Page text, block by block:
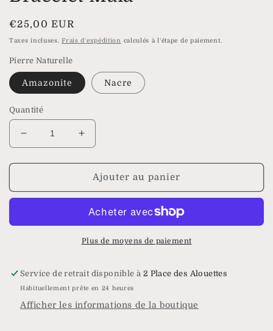
Prix
habituel
€25,00 EUR
Taxes incluses. Frais d'expédition calculés à l'étape de paiement.
Pierre Naturelle
Amazonite Nacre
Quantité
Réduire
la
quantité
Bracelet
Augmenter
la
quantité
Bracelet
Ajouter au panier
Plus de moyens de paiement
Service de retrait disponible à 2 Place des Alouettes
Habituellement prête en 24 heures
Afficher les informations de la boutique